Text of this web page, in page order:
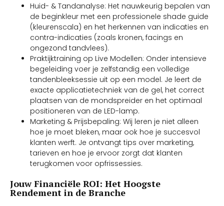
Huid- & Tandanalyse: Het nauwkeurig bepalen van
de beginkleur met een professionele shade guide
(kleurenscala) en het herkennen van indicaties en
contra-indicaties (zoals kronen, facings en
ongezond tandvlees).
Praktijktraining op Live Modellen: Onder intensieve
begeleiding voer je zelfstandig een volledige
tandenbleeksessie uit op een model. Je leert de
exacte applicatietechniek van de gel, het correct
plaatsen van de mondspreider en het optimaal
positioneren van de LED-lamp.
Marketing & Prijsbepaling: Wij leren je niet alleen
hoe je moet bleken, maar ook hoe je succesvol
klanten werft. Je ontvangt tips over marketing,
tarieven en hoe je ervoor zorgt dat klanten
terugkomen voor opfrissessies.
Jouw Financiële ROI: Het Hoogste
Rendement in de Branche